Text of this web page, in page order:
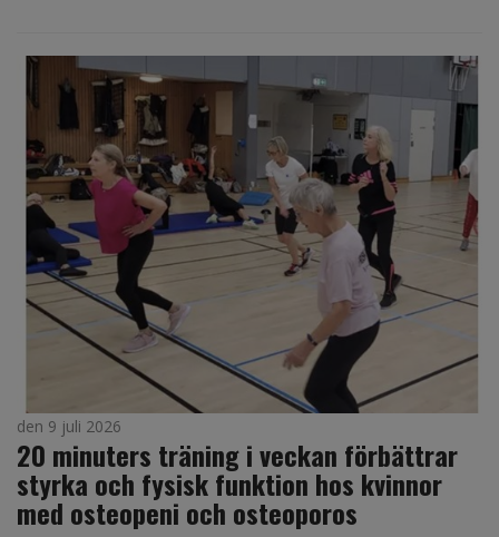
den 9 juli 2026
20 minuters träning i veckan förbättrar
styrka och fysisk funktion hos kvinnor
med osteopeni och osteoporos